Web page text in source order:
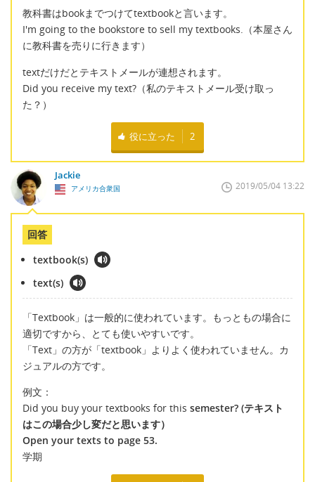
教科書はbookまでつけてtextbookと言います。
I'm going to the bookstore to sell my textbooks.（本屋さん
に教科書を売りに行きます）
textだけだとテキストメールが連想されます。
Did you receive my text?（私のテキストメール受け取っ
た？）
役に立った 2
Jackie
アメリカ合衆国 2019/05/04 13:22
回答
textbook(s)
text(s)
「Textbook」は一般的に使われています。もっともの場合に
適切ですから、とても使いやすいです。
「Text」の方が「textbook」よりよく使われていません。カ
ジュアルの方です。
例文：
Did you buy your textbooks for this semester? (テキスト
はこの場合少し変だと思います）
Open your texts to page 53.
学期